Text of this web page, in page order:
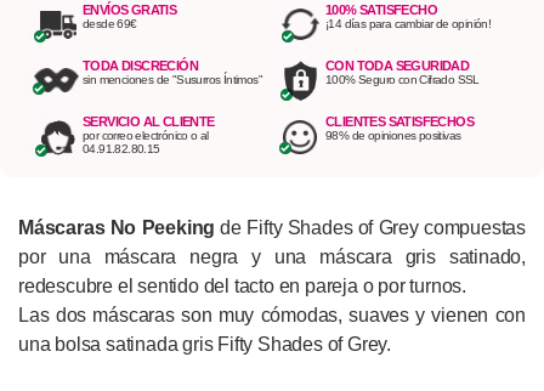
ENVÍOS GRATIS
desde 69€
100% SATISFECHO
¡14 días para cambiar de opinión!
TODA DISCRECIÓN
sin menciones de "Susurros Íntimos"
CON TODA SEGURIDAD
100% Seguro con Cifrado SSL
SERVICIO AL CLIENTE
por correo electrónico o al
04.91.82.80.15
CLIENTES SATISFECHOS
98% de opiniones positivas
Máscaras No Peeking de Fifty Shades of Grey compuestas
por una máscara negra y una máscara gris satinado,
redescubre el sentido del tacto en pareja o por turnos.
Las dos máscaras son muy cómodas, suaves y vienen con
una bolsa satinada gris Fifty Shades of Grey.